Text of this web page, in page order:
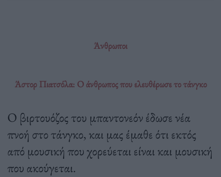
Άνθρωποι
Άστορ Πιατσόλα: Ο άνθρωπος που ελευθέρωσε το τάνγκο
Ο βιρτουόζος του μπαντονεόν έδωσε νέα
πνοή στο τάνγκο, και μας έμαθε ότι εκτός
από μουσική που χορεύεται είναι και μουσική
που ακούγεται.